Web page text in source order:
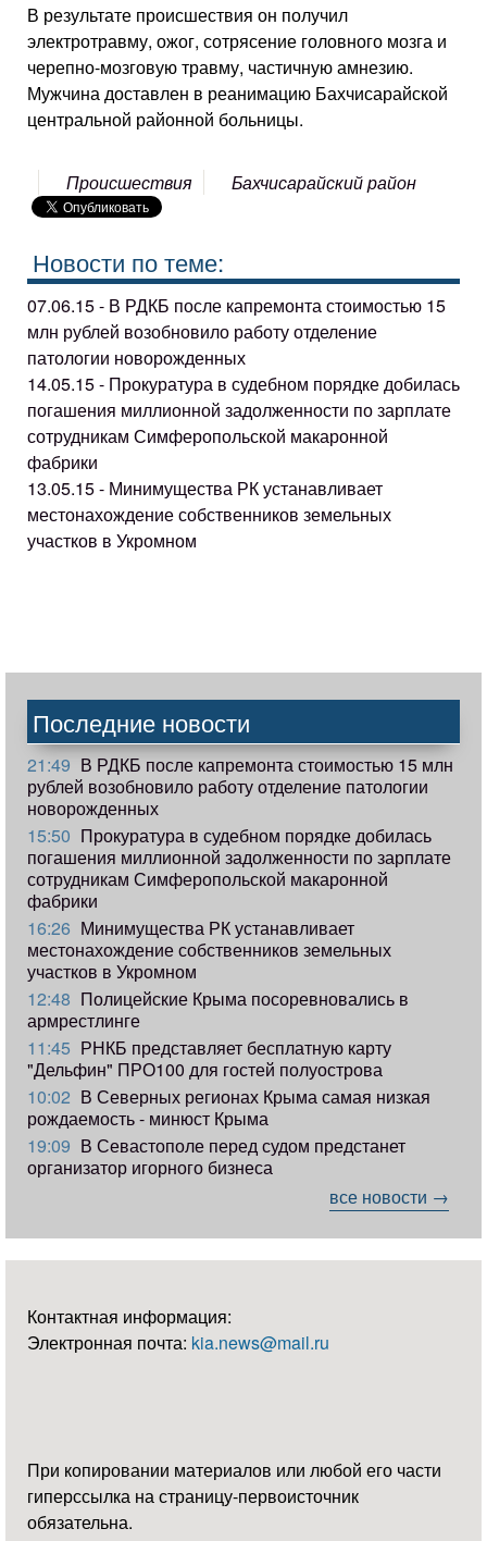
В результате происшествия он получил
электротравму, ожог, сотрясение головного мозга и
черепно-мозговую травму, частичную амнезию.
Мужчина доставлен в реанимацию Бахчисарайской
центральной районной больницы.
Происшествия Бахчисарайский район
Новости по теме:
07.06.15 - В РДКБ после капремонта стоимостью 15
млн рублей возобновило работу отделение
патологии новорожденных
14.05.15 - Прокуратура в судебном порядке добилась
погашения миллионной задолженности по зарплате
сотрудникам Симферопольской макаронной
фабрики
13.05.15 - Минимущества РК устанавливает
местонахождение собственников земельных
участков в Укромном
Последние новости
21:49 В РДКБ после капремонта стоимостью 15 млн
рублей возобновило работу отделение патологии
новорожденных
15:50 Прокуратура в судебном порядке добилась
погашения миллионной задолженности по зарплате
сотрудникам Симферопольской макаронной
фабрики
16:26 Минимущества РК устанавливает
местонахождение собственников земельных
участков в Укромном
12:48 Полицейские Крыма посоревновались в
армрестлинге
11:45 РНКБ представляет бесплатную карту
"Дельфин" ПРО100 для гостей полуострова
10:02 В Северных регионах Крыма самая низкая
рождаемость - минюст Крыма
19:09 В Севастополе перед судом предстанет
организатор игорного бизнеса
все новости →
Контактная информация:
Электронная почта: kia.news@mail.ru
При копировании материалов или любой его части
гиперссылка на страницу-первоисточник
обязательна.